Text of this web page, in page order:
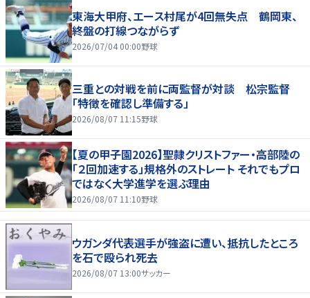
東海大甲府、エース村尾が4回無失点 鶴岡東、
終盤の打線つながらず
2026/07/04 00:00野球
三重との対戦を前に両監督が対談 松宗監督
「特徴を確認し準備する」
2026/08/07 11:15野球
【夏の甲子園2026】聖隷クリストファー・高部陸の
「２回加速する」規格外のストレート それでもプロ
ではなく大学進学を選ぶ理由
2026/08/07 11:10野球
ウガンダ代表選手が強盗に遭い、抵抗したところ
を石で殴られ死去
2026/08/07 13:00サッカー